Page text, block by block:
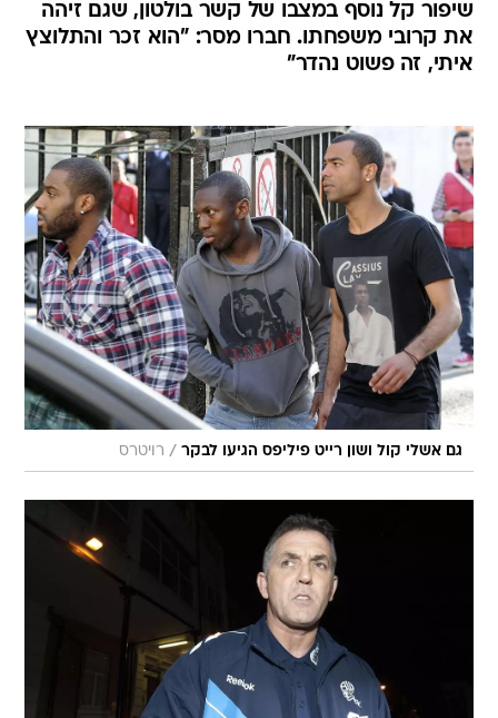
שיפור קל נוסף במצבו של קשר בולטון, שגם זיהה
את קרובי משפחתו. חברו מסר: "הוא זכר והתלוצץ
איתי, זה פשוט נהדר"
גם אשלי קול ושון רייט פיליפס הגיעו לבקר / רויטרס